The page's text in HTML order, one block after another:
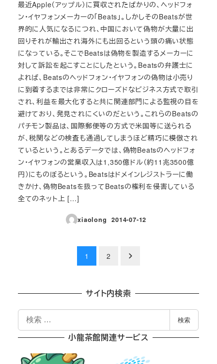
最近Apple（アップル）に買収されたばかりの、ヘッドフォ
ン・イヤフォンメーカーの「Beats」。しかしそのBeatsが世
界的に人気になるにつれ、中国において偽物が大量に出
回りそれが輸出され海外にも出回るという頭の痛い状態
になっている。そこでBeatsは偽物を製造するメーカーに
対して訴訟を起こすことにしたという。Beatsの弁護士に
よれば、Beatsのヘッドフォン・イヤフォンの偽物は小売り
に到着するまでは非常にクローズドなビジネス方式で取引
され、利益を最大化すると共に関連部門による監視の目を
避けており、発見されにくいのだという。これらのBeatsの
パチモン製品は、国際郵便等の方式で米国等に送られる
が、税関などの検査も通過してしまうほど精巧に模倣され
ているという。とあるデータでは、偽物Beatsのヘッドフォ
ン・イヤフォンの営業収入は1,350億ドル（約11兆3500億
円）にものぼるという。Beatsはドメインレジストラーに働
きかけ、偽物Beatsを扱ってBeatsの権利を侵害している
全てのネット上 […]
xiaolong
投稿日
2014-07-12
の
ペ
ー
ジ
1 2
サイト内検索
索
検索
小龍茶館関連サービス